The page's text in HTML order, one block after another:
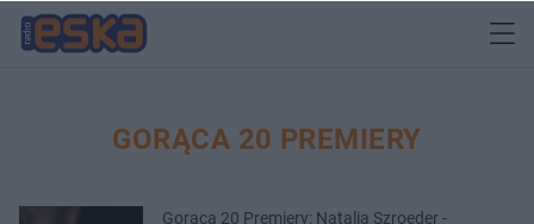
GORĄCA 20 PREMIERY
Gorąca 20 Premiery: Natalia Szroeder -